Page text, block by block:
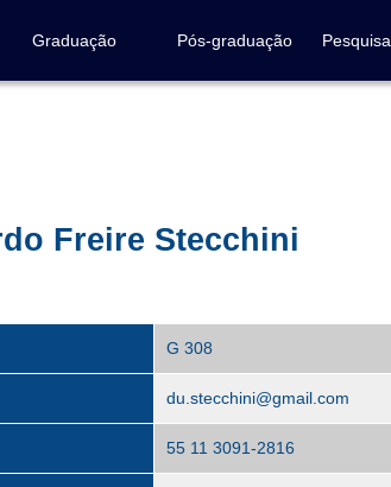
Graduação Pós-graduação Pesquisa
Freire Stecchini
G 308
du.stecchini@gmail.com
55 11 3091-2816